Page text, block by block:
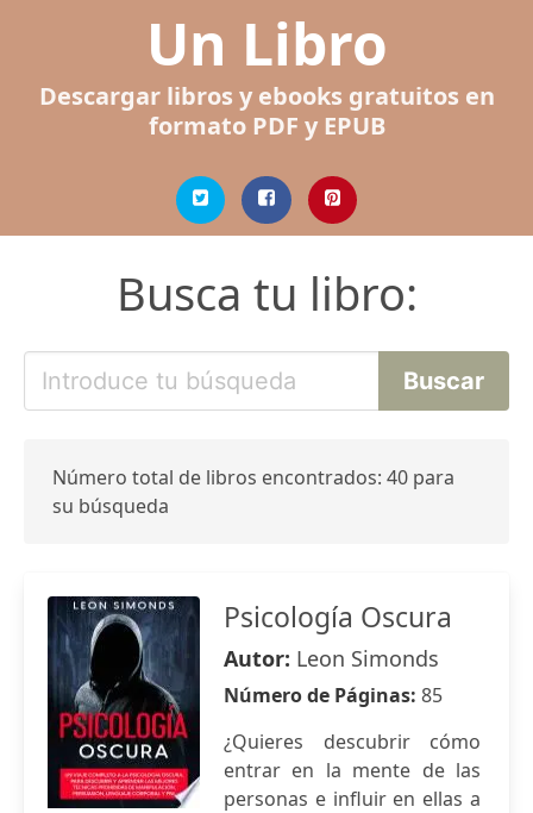
Un Libro
Descargar libros y ebooks gratuitos en
formato PDF y EPUB
Busca tu libro:
Número total de libros encontrados: 40 para
su búsqueda
Psicología Oscura
Autor: Leon Simonds
Número de Páginas: 85
¿Quieres descubrir cómo
entrar en la mente de las
personas e influir en ellas a